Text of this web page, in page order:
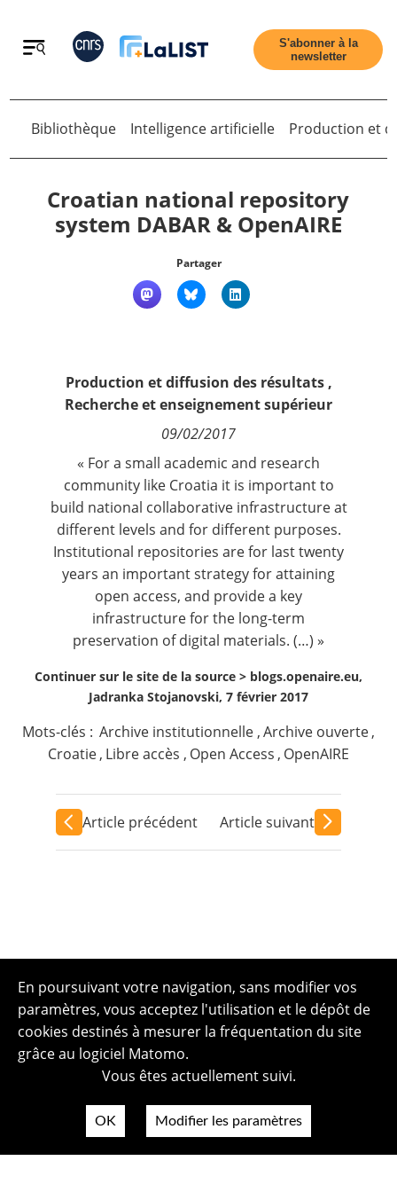
Retour
Contact
Nous suivre
S'abonner à la
newsletter
Retour
Bibliothèque Intelligence artificielle Production et
Croatian national repository
system DABAR & OpenAIRE
Partager
Production et diffusion des résultats,
Recherche et enseignement supérieur
09/02/2017
« For a small academic and research
community like Croatia it is important to
build national collaborative infrastructure at
different levels and for different purposes.
Institutional repositories are for last twenty
years an important strategy for attaining
open access, and provide a key
infrastructure for the long-term
preservation of digital materials. (…) »
Continuer sur le site de la source > blogs.openaire.eu,
Jadranka Stojanovski, 7 février 2017
Mots-clés : Archive institutionnelle ,Archive ouverte,
Croatie, Libre accès , Open Access , OpenAIRE
Article précédent Article suivant
En poursuivant votre navigation, sans modifier vos
paramètres, vous acceptez l'utilisation et le dépôt de
cookies destinés à mesurer la fréquentation du site
grâce au logiciel Matomo.
Vous êtes actuellement suivi.
OK Modifier les paramètres